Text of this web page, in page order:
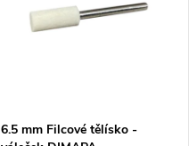
6.5 mm Filcové tělísko -